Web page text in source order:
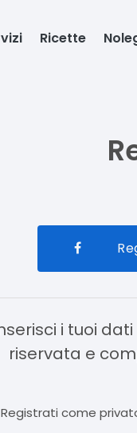
Ricette
i tuoi
riservata e
Registrati come